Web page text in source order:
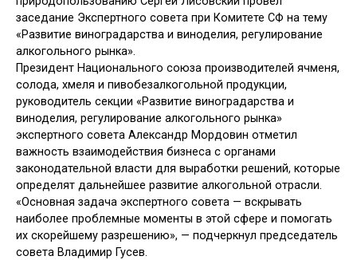
заседание Экспертного совета при Комитете СФ на тему
«Развитие виноградарства и виноделия, регулирование
алкогольного рынка».
Президент Национального союза производителей ячменя,
солода, хмеля и пивобезалкогольной продукции,
руководитель секции «Развитие виноградарства и
виноделия, регулирование алкогольного рынка»
экспертного совета Александр Мордовин отметил
важность взаимодействия бизнеса с органами
законодательной власти для выработки решений, которые
определят дальнейшее развитие алкогольной отрасли.
«Основная задача экспертного совета — вскрывать
наиболее проблемные моменты в этой сфере и помогать
их скорейшему разрешению», — подчеркнул председатель
совета Владимир Гусев.